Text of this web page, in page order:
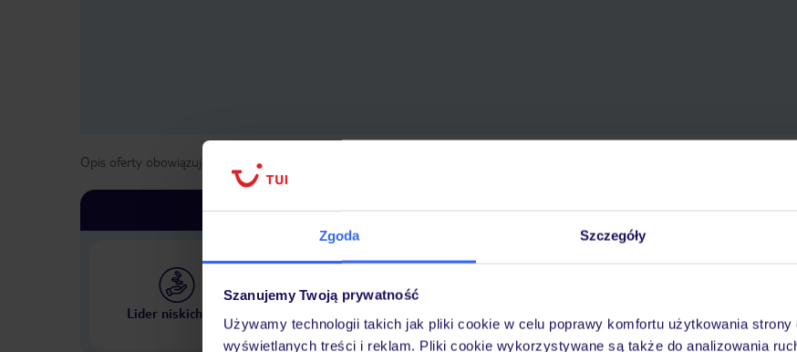
Zgoda Szczegóły
Szanujemy Twoją prywatność
Używamy technologii takich jak pliki cookie w celu poprawy komfortu użytkowania strony
wyświetlanych treści i reklam. Pliki cookie wykorzystywane są także do analizowania
Opis oferty obowiązuje dla wyjazdów w terminie
Dlaczego warto wybrać TUI?
Lider niskich cen
Największe biuro podróży
w Polsce
wakacjach 24/7